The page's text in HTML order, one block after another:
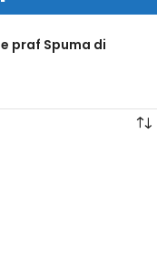
praf Spuma di